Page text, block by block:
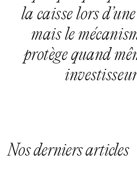
la caisse lors
mais le
protège quand
Nos derniers articles